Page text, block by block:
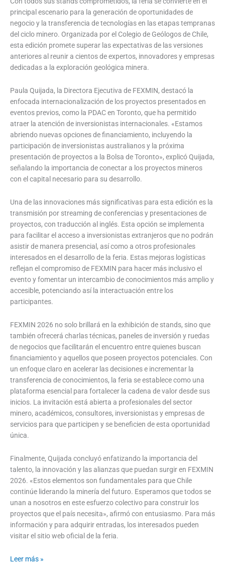
principal escenario para la generación de oportunidades de
negocio y la transferencia de tecnologías en las etapas tempranas
del ciclo minero. Organizada por el Colegio de Geólogos de Chile,
esta edición promete superar las expectativas de las versiones
anteriores al reunir a cientos de expertos, innovadores y empresas
dedicadas a la exploración geológica minera.
Paula Quijada, la Directora Ejecutiva de FEXMIN, destacó la
enfocada internacionalización de los proyectos presentados en
eventos previos, como la PDAC en Toronto, que ha permitido
atraer la atención de inversionistas internacionales. «Estamos
abriendo nuevas opciones de financiamiento, incluyendo la
participación de inversionistas australianos y la próxima
presentación de proyectos a la Bolsa de Toronto», explicó Quijada,
señalando la importancia de conectar a los proyectos mineros
con el capital necesario para su desarrollo.
Una de las innovaciones más significativas para esta edición es la
transmisión por streaming de conferencias y presentaciones de
proyectos, con traducción al inglés. Esta opción se implementa
para facilitar el acceso a inversionistas extranjeros que no podrán
asistir de manera presencial, así como a otros profesionales
interesados en el desarrollo de la feria. Estas mejoras logísticas
reflejan el compromiso de FEXMIN para hacer más inclusivo el
evento y fomentar un intercambio de conocimientos más amplio y
accesible, potenciando así la interactuación entre los
participantes.
FEXMIN 2026 no solo brillará en la exhibición de stands, sino que
también ofrecerá charlas técnicas, paneles de inversión y ruedas
de negocios que facilitarán el encuentro entre quienes buscan
financiamiento y aquellos que poseen proyectos potenciales. Con
un enfoque claro en acelerar las decisiones e incrementar la
transferencia de conocimientos, la feria se establece como una
plataforma esencial para fortalecer la cadena de valor desde sus
inicios. La invitación está abierta a profesionales del sector
minero, académicos, consultores, inversionistas y empresas de
servicios para que participen y se beneficien de esta oportunidad
única.
Finalmente, Quijada concluyó enfatizando la importancia del
talento, la innovación y las alianzas que puedan surgir en FEXMIN
2026. «Estos elementos son fundamentales para que Chile
continúe liderando la minería del futuro. Esperamos que todos se
unan a nosotros en este esfuerzo colectivo para construir los
proyectos que el país necesita», afirmó con entusiasmo. Para más
información y para adquirir entradas, los interesados pueden
visitar el sitio web oficial de la feria.
Leer más »